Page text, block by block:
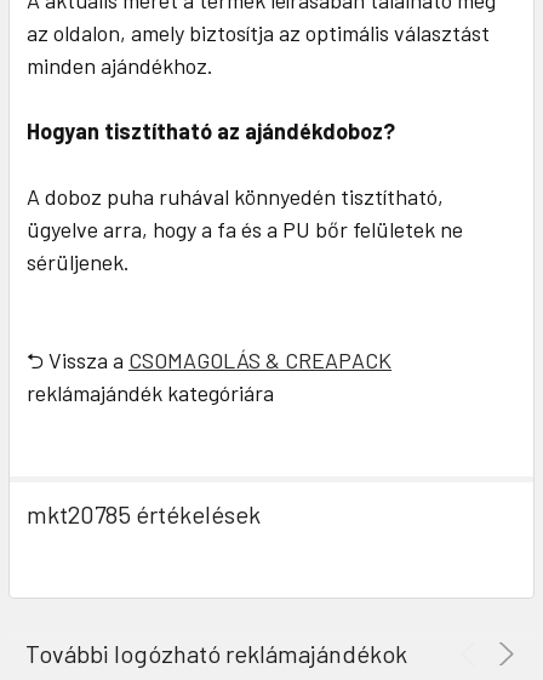
az oldalon, amely biztosítja az optimális választást
minden ajándékhoz.
Hogyan tisztítható az ajándékdoboz?
A doboz puha ruhával könnyedén tisztítható,
ügyelve arra, hogy a fa és a PU bőr felületek ne
sérüljenek.
⮌ Vissza a CSOMAGOLÁS & CREAPACK
reklámajándék kategóriára
mkt20785 értékelések
További logózható reklámajándékok